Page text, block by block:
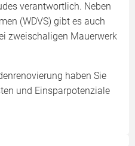
verantwortlich. Neben
(WDVS) gibt es auch
zweischaligen Mauerwerk
haben Sie
und Einsparpotenziale